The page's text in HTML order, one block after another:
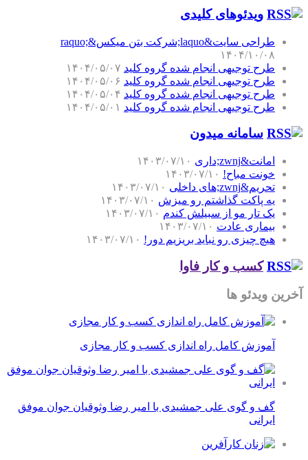
ویدئوهای کلیدی
طراحی سایت&laquo;شرکت بتن میکس&raquo;
۱۴۰۴/۱۰/۰۸
طرح توجیهی انجام شده گروه کلید ۱۴۰۴/۰۵/۰۷
طرح توجیهی انجام شده گروه کلید ۱۴۰۴/۰۵/۰۶
طرح توجیهی انجام شده گروه کلید ۱۴۰۴/۰۵/۰۴
طرح توجیهی انجام شده گروه کلید ۱۴۰۴/۰۵/۰۱
سامانه میدون
امانت&zwnj;داری
۱۴۰۳/۰۷/۱۰
خونت مباح! ۱۴۰۳/۰۷/۱۰
تحریم&zwnj;های داخلی
۱۴۰۳/۰۷/۱۰
یه پاکت گذاشتم رو میزش ۱۴۰۳/۰۷/۱۰
یک تار مو از سبیلش کندم ۱۴۰۳/۰۷/۱۰
بیماری عادت ۱۴۰۳/۰۷/۱۰
هیچ چیزی رو نباید بریزیم دور! ۱۴۰۳/۰۷/۱۰
کسب و کار فاوا
آخرین ویدئو ها
آموزش کامل راه اندازی کسب و کار مجازی
گف و گوی علی جمشیدی با امیر رضا وثوقیان جوان موفق
ایرانی